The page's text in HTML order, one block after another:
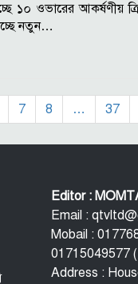
১০ ওভারের আকর্ষণীয়
নতুন…
7 8 … 37
Editor :
Email :
Mobail :
01715049577
Address :